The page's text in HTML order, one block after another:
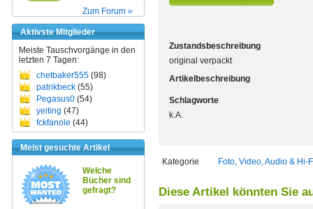
Zum Forum »
Aktivste Mitglieder
Meiste Tauschvorgänge in den
letzten 7 Tagen:
chetbaker555 (98)
patrikbeck (55)
Pegasus0 (54)
yeiting (47)
fckfanole (44)
Meist gesuchte Artikel
Welche
Bücher sind
gefragt?
Zustandsbeschreibung
original verpackt
Artikelbeschreibung
Schlagworte
k.A.
Kategorie Foto, Video, Audio & Hi-
Diese Artikel könnten Sie